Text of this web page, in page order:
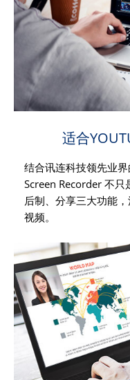
适合
结合讯连科技领先业
Screen Recorder 不只
后制、分享三大功能
视频。